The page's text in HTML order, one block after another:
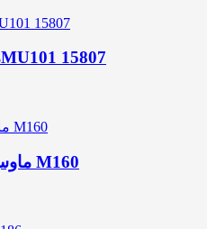
ماوس بی سیم یوگرین مدلMU101 15807
ماوس بی سیم سایلنت رپو مدل M160